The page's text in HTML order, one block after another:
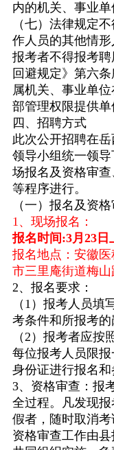
内的机关、事业
（七）法律规定
作人员的其他情形
报考者不得报考
回避规定》第六条
属机关、事业单
部管理权限提供单
四、招聘方式
此次公开招聘在
领导小组统一领
场报名及资格审
等程序进行。
（一）报名及资
1、现场报名：
报名时间 :3月23 日
报名地点：安徽
市三里庵街道梅山
2、报名要求：
（ 1 ）报考人员填
考条件和所报考的
（2 ）报考者应按
每位报考人员限
身份证进行报名和
3、资格审查：报
全过程。凡发现
假者，随时取消考
资格审查工作由